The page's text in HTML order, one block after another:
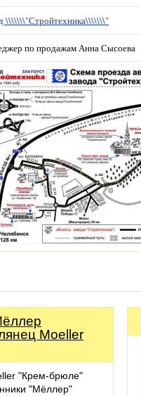
\\\\\\\"Стройтехника\\\\\\\"
по продажам Анна Сысоева
Moeller
"Крем-брюле"
"Мёллер"